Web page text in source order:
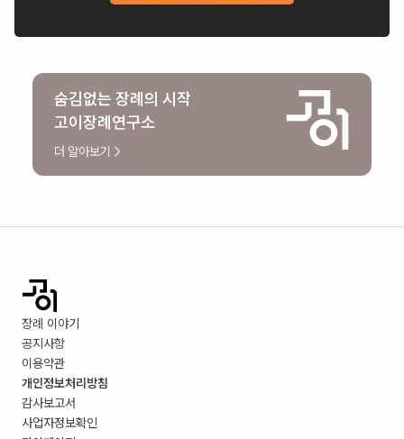
숨김없는 장례의 시작
고이장례연구소
더 알아보기
장례 이야기
공지사항
이용약관
개인정보처리방침
감사보고서
사업자정보확인